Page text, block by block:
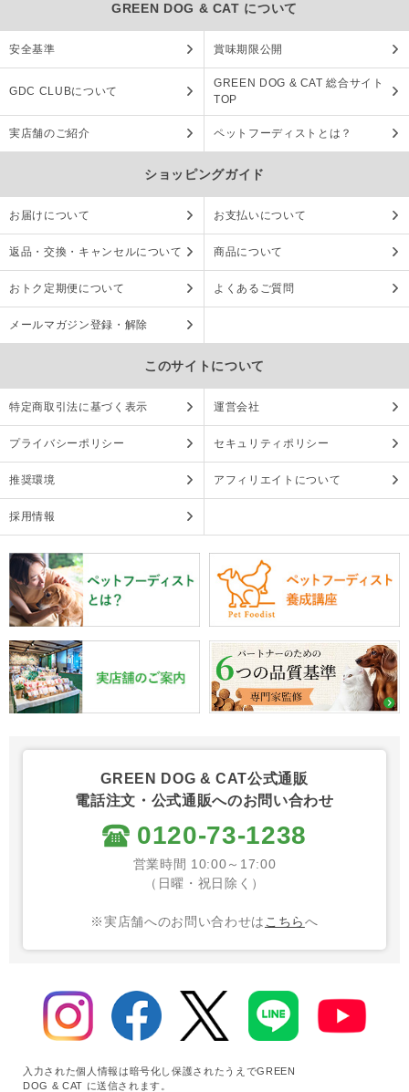
GREEN DOG & CAT について
安全基準 賞味期限公開
GDC CLUBについて
GREEN DOG & CAT 総合サイト
TOP
実店舗のご紹介 ペットフーディストとは？
ショッピングガイド
お届けについて お支払いについて
返品・交換・キャンセルについて 商品について
おトク定期便について よくあるご質問
メールマガジン登録・解除
このサイトについて
特定商取引法に基づく表示 運営会社
プライバシーポリシー セキュリティポリシー
推奨環境 アフィリエイトについて
採用情報
GREEN DOG & CAT公式通販
電話注文・公式通販へのお問い合わせ
0120-73-1238
営業時間 10:00～17:00
（日曜・祝日除く）
※実店舗へのお問い合わせは こちらへ
入力された個人情報は暗号化し保護されたうえでGREEN
DOG & CAT に送信されます。